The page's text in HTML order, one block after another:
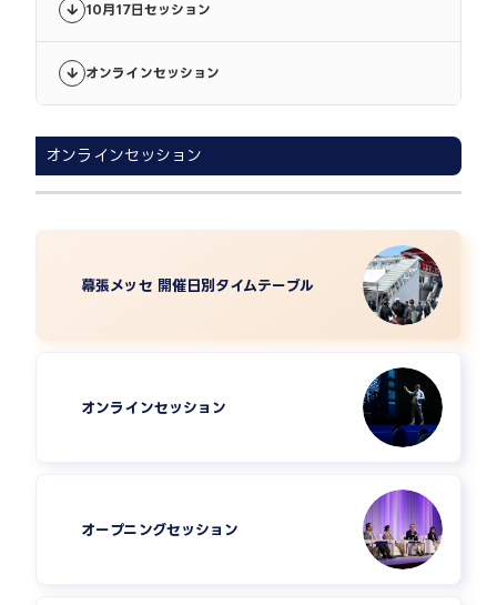
10月17日セッション
オンラインセッション
オンラインセッション
幕張メッセ 開催日別タイムテーブル
オンラインセッション
オープニングセッション